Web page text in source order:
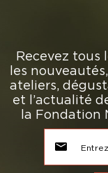
Recevez tous
les
ateliers,
et l’actualité
la Fondation